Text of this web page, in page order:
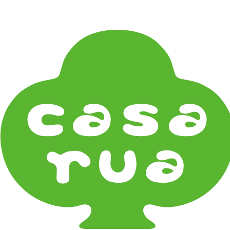
《器タイプ》Tableware Type
ピッチャー Jugs
《器タイプ》Tableware Type
碗・椀・丼 Bowls
小皿・豆皿 Small Plates & Pea Cups
平皿 Flat Plates
中皿 Side Plates